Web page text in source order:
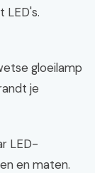
LED's.
gloeilamp
je
LED-
en maten.